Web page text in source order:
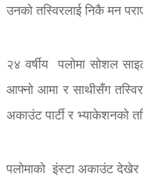
उनको तस्विरलाई निकै मन
२४ वर्षीय पलोमा सोशल
आफ्नो आमा र साथीसँग
अकाउंट पार्टी र भ्याकेशनको
पलोमाको इंस्टा अकाउंट